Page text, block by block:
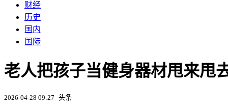
财经
历史
国内
国际
老人把孩子当健身器材甩来甩
2026-04-28 09:27 头条